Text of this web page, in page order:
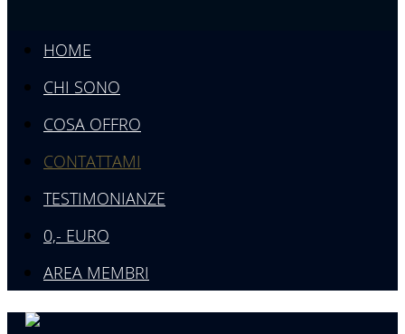
HOME
CHI SONO
COSA OFFRO
CONTATTAMI
TESTIMONIANZE
0,- EURO
AREA MEMBRI